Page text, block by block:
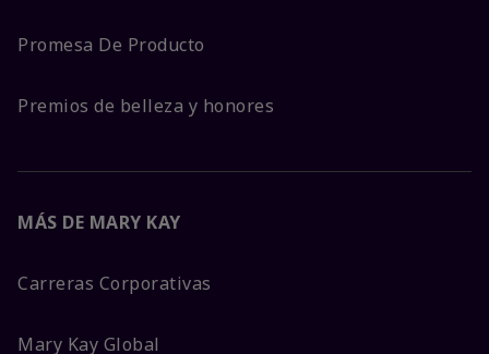
Promesa De Producto
Premios de belleza y honores
MÁS DE MARY KAY
Carreras Corporativas
Mary Kay Global